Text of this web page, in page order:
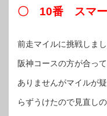
〇 10番 スマー
前走マイルに挑戦しま
阪神コースの方が合っ
ありませんがマイルが
らずうけたので見直し